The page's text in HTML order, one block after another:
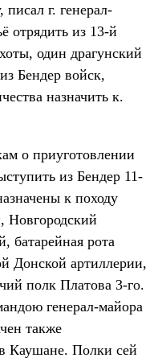
г. генерал-
отрядить из 13-й
один драгунский
Бендер войск,
назначить к.
о приуготовлении
из Бендер 11-
к походу
Новгородский
батарейная рота
Донской артиллерии,
полк Платова 3-го.
генерал-майора
также
Каушане. Полки сей